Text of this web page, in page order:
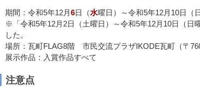
期間：令和5年12月6日（水曜日）～令和5年12月10日（
※「令和5年12月2日（土曜日）～令和5年12月10日（
した。
場所：瓦町FLAG8階 市民交流プラザIKODE瓦町（〒
展示作品：入賞作品すべて
注意点